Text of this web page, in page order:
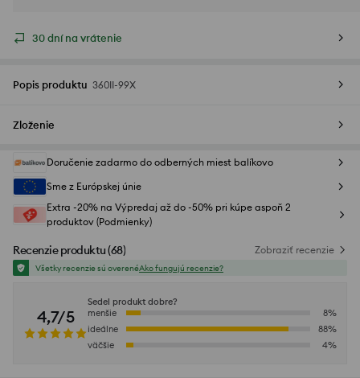
30 dní na vrátenie
Popis produktu 360II-99X
Zloženie
Doručenie zadarmo do odberných miest balíkovo
Sme z Európskej únie
Extra -20% na Výpredaj až do -50% pri kúpe aspoň 2
produktov (Podmienky)
Recenzie produktu(68) Zobraziť recenzie
Všetky recenzie sú overenéAko fungujú recenzie?
4,7/5
Sedel produkt dobre?
menšie
8%
ideálne
88%
väčšie
4%